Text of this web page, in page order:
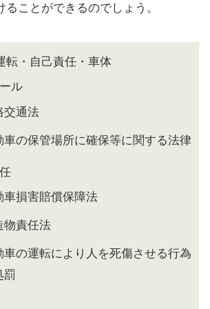
ことができるのでしょう。
転・自己責任・車体
ル
交通法
車の保管場所に確保等に関する法律
車損害賠償保障法
物責任法
車の運転により人を死傷させる行為
罰